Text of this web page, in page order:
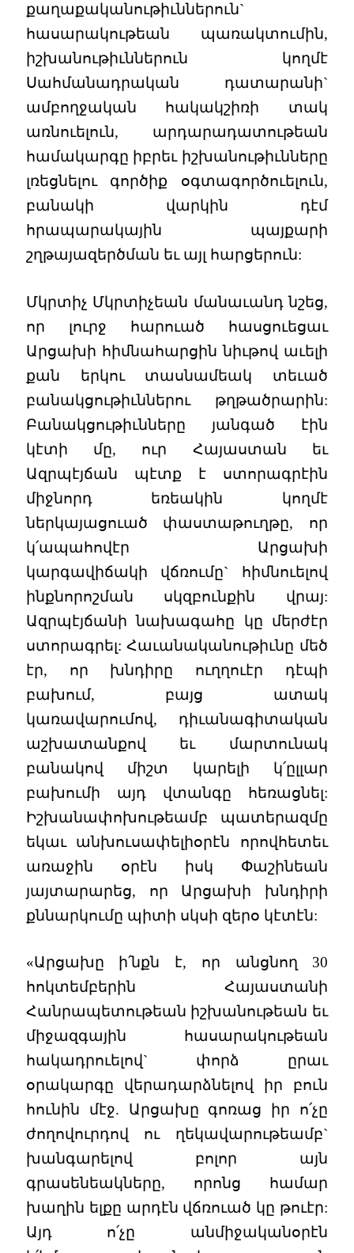
քաղաքականութիւններուն`
հասարակութեան պառակտումին,
իշխանութիւններուն կողմէ
Սահմանադրական դատարանի`
ամբողջական հակակշիռի տակ
առնուելուն, արդարադատութեան
համակարգը իբրեւ իշխանութիւնները
լռեցնելու գործիք օգտագործուելուն,
բանակի վարկին դէմ
հրապարակային պայքարի
շղթայազերծման եւ այլ հարցերուն:
Մկրտիչ Մկրտիչեան մանաւանդ նշեց,
որ լուրջ հարուած հասցուեցաւ
Արցախի հիմնահարցին նիւթով աւելի
քան երկու տասնամեակ տեւած
բանակցութիւններու թղթածրարին:
Բանակցութիւնները յանգած էին
կէտի մը, ուր Հայաստան եւ
Ազրպէյճան պէտք է ստորագրէին
միջնորդ եռեակին կողմէ
ներկայացուած փաստաթուղթը, որ
կ՛ապահովէր Արցախի
կարգավիճակի վճռումը` հիմնուելով
ինքնորոշման սկզբունքին վրայ:
Ազրպէյճանի նախագահը կը մերժէր
ստորագրել: Հաւանականութիւնը մեծ
էր, որ խնդիրը ուղղուէր դէպի
բախում, բայց ատակ
կառավարումով, դիւանագիտական
աշխատանքով եւ մարտունակ
բանակով միշտ կարելի կ՛ըլլար
բախումի այդ վտանգը հեռացնել:
Իշխանափոխութեամբ պատերազմը
եկաւ անխուսափելիօրէն որովհետեւ
առաջին օրէն իսկ Փաշինեան
յայտարարեց, որ Արցախի խնդիրի
քննարկումը պիտի սկսի զերօ կէտէն:
«Արցախը ի՛նքն է, որ անցնող 30
հոկտեմբերին Հայաստանի
Հանրապետութեան իշխանութեան եւ
միջազգային հասարակութեան
հակադրուելով` փորձ ըրաւ
օրակարգը վերադարձնելով իր բուն
հունին մէջ. Արցախը գոռաց իր ո՛չը
ժողովուրդով ու ղեկավարութեամբ`
խանգարելով բոլոր այն
գրասենեակները, որոնց համար
խաղին ելքը արդէն վճռուած կը թուէր:
Այդ ո՛չը անմիջականօրէն